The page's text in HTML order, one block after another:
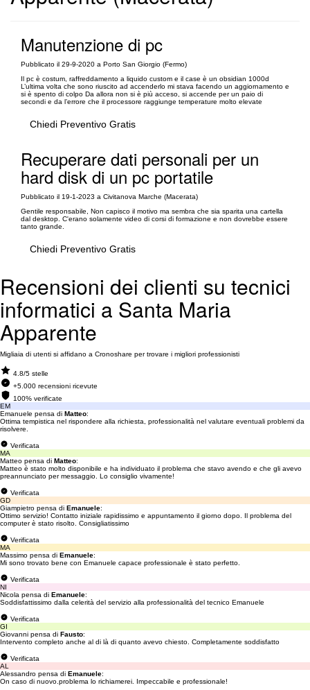
Manutenzione di pc
Pubblicato il 29-9-2020 a Porto San Giorgio (Fermo)
Il pc è costum, raffreddamento a liquido custom e il case è un obsidian 1000d
L’ultima volta che sono riuscito ad accenderlo mi stava facendo un aggiornamento e
si è spento di colpo Da allora non si è più acceso, si accende per un paio di
secondi e da l’errore che il processore raggiunge temperature molto elevate
Chiedi Preventivo Gratis
Recuperare dati personali per un
hard disk di un pc portatile
Pubblicato il 19-1-2023 a Civitanova Marche (Macerata)
Gentile responsabile, Non capisco il motivo ma sembra che sia sparita una cartella
dal desktop. C'erano solamente video di corsi di formazione e non dovrebbe essere
tanto grande.
Chiedi Preventivo Gratis
Recensioni dei clienti su tecnici
informatici a Santa Maria
Apparente
Migliaia di utenti si affidano a Cronoshare per trovare i migliori professionisti
4.8/5 stelle
+5.000 recensioni ricevute
100% verificate
EM
Emanuele pensa di Matteo:
Ottima tempistica nel rispondere alla richiesta, professionalità nel valutare eventuali problemi da
risolvere.
Verificata
MA
Matteo pensa di Matteo:
Matteo è stato molto disponibile e ha individuato il problema che stavo avendo e che gli avevo
preannunciato per messaggio. Lo consiglio vivamente!
Verificata
GD
Giampietro pensa di Emanuele:
Ottimo servizio! Contatto iniziale rapidissimo e appuntamento il giorno dopo. Il problema del
computer è stato risolto. Consigliatissimo
Verificata
MA
Massimo pensa di Emanuele:
Mi sono trovato bene con Emanuele capace professionale è stato perfetto.
Verificata
NI
Nicola pensa di Emanuele:
Soddisfattissimo dalla celerità del servizio alla professionalità del tecnico Emanuele
Verificata
GI
Giovanni pensa di Fausto:
Intervento completo anche al di là di quanto avevo chiesto. Completamente soddisfatto
Verificata
AL
Alessandro pensa di Emanuele:
On caso di nuovo.problema lo richiamerei. Impeccabile e professionale!